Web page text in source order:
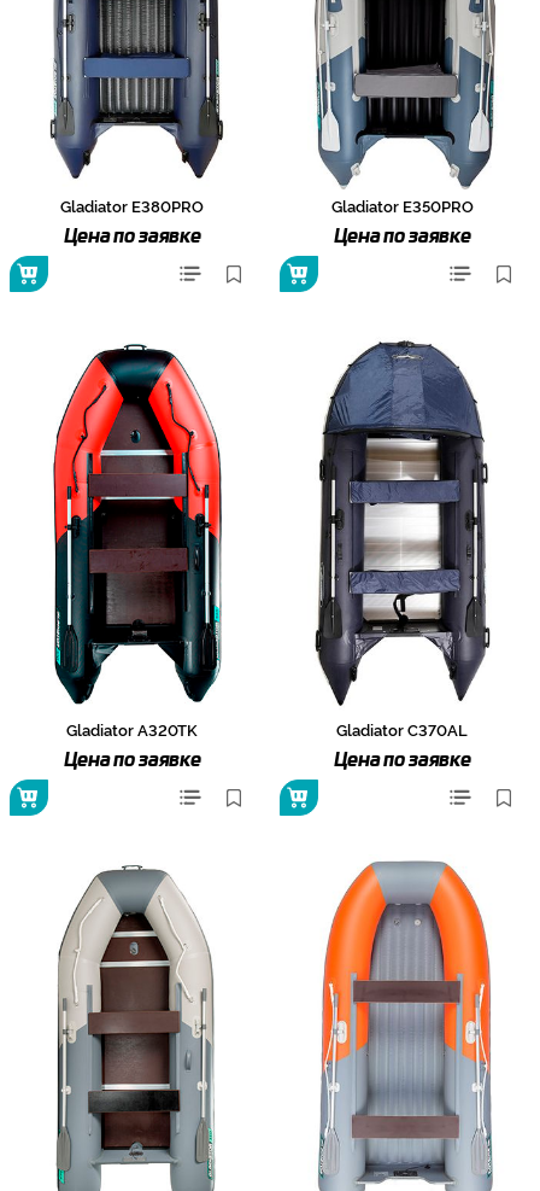
Gladiator E380PRO
Цена по заявке
Gladiator E350PRO
Цена по заявке
Gladiator A320TK
Цена по заявке
Gladiator C370AL
Цена по заявке